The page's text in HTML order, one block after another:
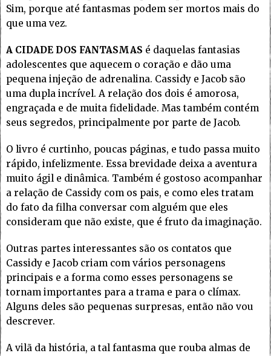
Sim, porque até fantasmas podem ser mortos mais do
que uma vez.
A CIDADE DOS FANTASMAS é daquelas fantasias
adolescentes que aquecem o coração e dão uma
pequena injeção de adrenalina. Cassidy e Jacob são
uma dupla incrível. A relação dos dois é amorosa,
engraçada e de muita fidelidade. Mas também contém
seus segredos, principalmente por parte de Jacob.
O livro é curtinho, poucas páginas, e tudo passa muito
rápido, infelizmente. Essa brevidade deixa a aventura
muito ágil e dinâmica. Também é gostoso acompanhar
a relação de Cassidy com os pais, e como eles tratam
do fato da filha conversar com alguém que eles
consideram que não existe, que é fruto da imaginação.
Outras partes interessantes são os contatos que
Cassidy e Jacob criam com vários personagens
principais e a forma como esses personagens se
tornam importantes para a trama e para o clímax.
Alguns deles são pequenas surpresas, então não vou
descrever.
A vilã da história, a tal fantasma que rouba almas de